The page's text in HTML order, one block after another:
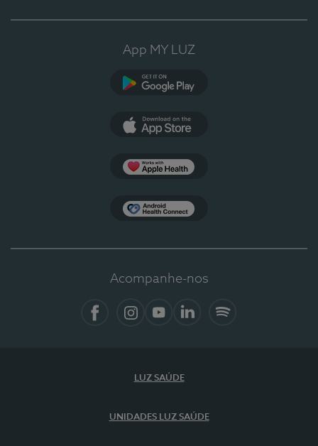
App MY LUZ
Acompanhe-nos
LUZ SAÚDE
UNIDADES LUZ SAÚDE